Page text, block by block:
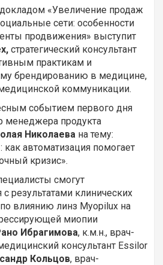
«Увеличение продаж
сети: особенности
продвижения» выступит
стратегический консультант
практикам и
брендированию в медицине,
коммуникации.
событием первого дня
менеджера продукта
Николаева на тему:
автоматизация помогает
кризис».
смогут
с результатами клинических
влиянию линз Myopilux на
миопии
Ибрагимова, к.м.н., врач-
консультант Essilor
Кольцов, врач-